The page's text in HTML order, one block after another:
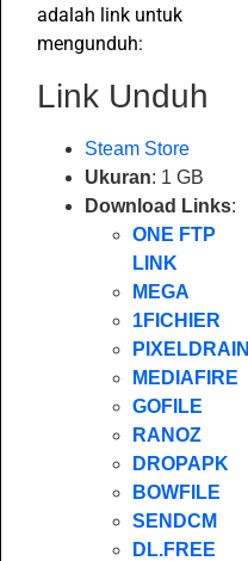
adalah link untuk
mengunduh:
Link Unduh
Steam Store
Ukuran: 1 GB
Download Links:
ONE FTP
LINK
MEGA
1FICHIER
PIXELDRAIN
MEDIAFIRE
GOFILE
RANOZ
DROPAPK
BOWFILE
SENDCM
DL.FREE